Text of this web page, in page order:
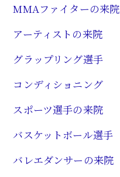
MMAファイターの来院
アーティストの来院
グラップリング選手
コンディショニング
スポーツ選手の来院
バスケットボール選手
バレエダンサーの来院